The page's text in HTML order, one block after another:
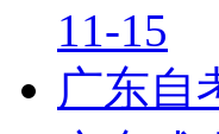
11-15
广东自